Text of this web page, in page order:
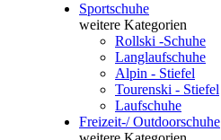
Sportschuhe
weitere Kategorien
Rollski -Schuhe
Langlaufschuhe
Alpin - Stiefel
Tourenski - Stiefel
Laufschuhe
Freizeit-/ Outdoorschuhe